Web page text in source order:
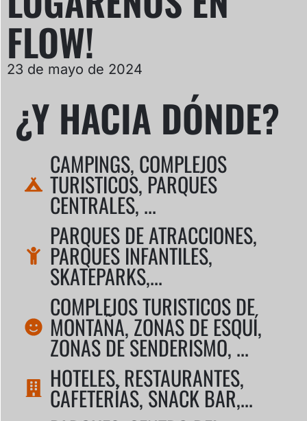
FLOW!
23 de mayo de 2024
¿Y HACIA DÓNDE?
CAMPINGS, COMPLEJOS
TURISTICOS, PARQUES
CENTRALES, ...
PARQUES DE ATRACCIONES,
PARQUES INFANTILES,
SKATEPARKS,...
COMPLEJOS TURISTICOS DE
MONTAÑA, ZONAS DE ESQUÍ,
ZONAS DE SENDERISMO, ...
HOTELES, RESTAURANTES,
CAFETERÍAS, SNACK BAR,...